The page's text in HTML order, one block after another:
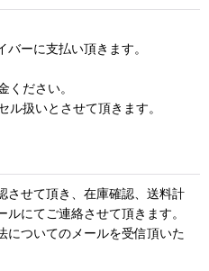
バーに支払い頂きます。
ください。
扱いとさせて頂きます。
させて頂き、在庫確認、送料計
にてご連絡させて頂きます。
についてのメールを受信頂いた